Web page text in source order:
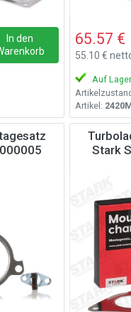
In den
65.57 €
55.10 €
Auf Lager
Artikel:
Stark